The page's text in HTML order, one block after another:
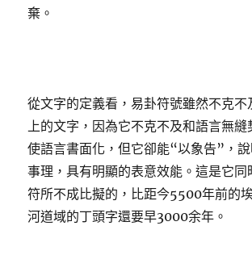
棄。
從文字的定義看，易卦符號雖然不克不
上的文字，因為它不克不及和語言無縫
使語言書面化，但它卻能“以象告”，
事理，具有明顯的表意效能。這是它同
符所不成比擬的，比距今5500年前的
河道域的丁頭字還要早3000余年。